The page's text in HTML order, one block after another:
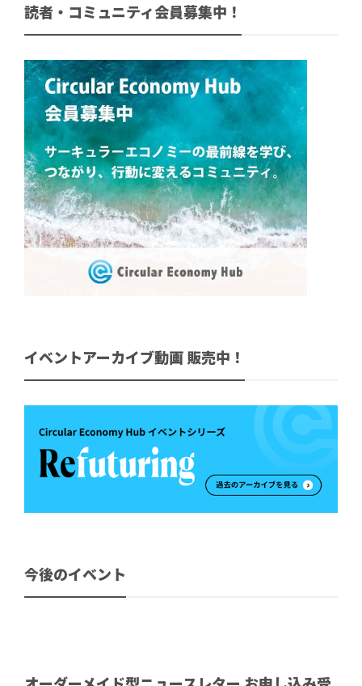
読者・コミュニティ会員募集中！
イベントアーカイブ動画 販売中！
今後のイベント